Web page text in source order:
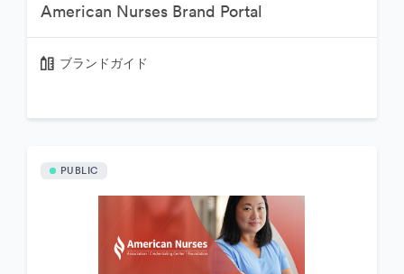
American Nurses Brand Portal
ブランドガイド
PUBLIC